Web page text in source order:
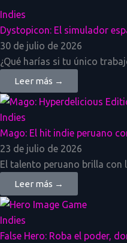
Indies
Dystopicon: El simulador
30 de julio de 2026
¿Qué harías si tu único
Leer más →
Indies
Mago: El hit indie peruano
23 de julio de 2026
El talento peruano brilla con
Leer más →
Indies
False Hero: Roba el poder,